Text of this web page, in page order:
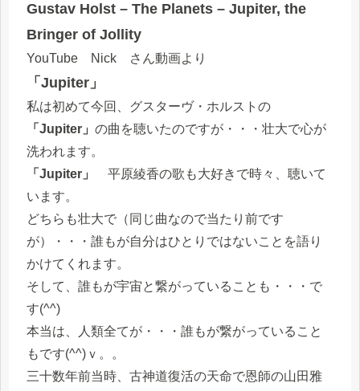
Gustav Holst – The Planets – Jupiter, the
Bringer of Jollity
YouTube Nick さん動画より
「Jupiter」
私は初めて今回、グスターヴ・ホルストの
「Jupiter」 の曲を聴いたのですが・・・壮大で心が
洗われます。
「Jupiter」
平原綾香の歌も大好きで時々、聴いて
います。
どちらも壮大で（同じ曲なので当たり前です
が）・・・誰もが自分はひとりではないことを語り
かけてくれます。
そして、誰もが宇宙と繋がっていることも・・・で
す(^^)
本当は、人類全てが・・・誰もが繋がっていること
もです(^^)ｖ。。
三十数年前当時、古神道復活の天命で恩師の山田雅